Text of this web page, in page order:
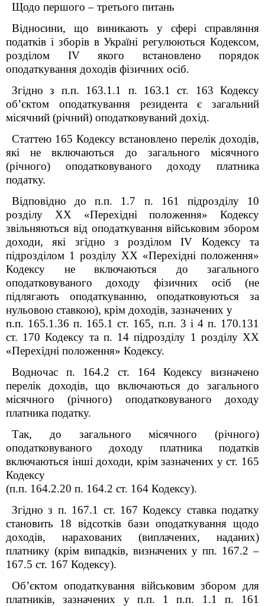
Щодо першого – третього питань
Відносини, що виникають у сфері справляння
податків і зборів в Україні регулюються Кодексом,
розділом ІV якого встановлено порядок
оподаткування доходів фізичних осіб.
Згідно з п.п. 163.1.1 п. 163.1 ст. 163 Кодексу
об’єктом оподаткування резидента є загальний
місячний (річний) оподатковуваний дохід.
Статтею 165 Кодексу встановлено перелік доходів,
які не включаються до загального місячного
(річного) оподатковуваного доходу платника
податку.
Відповідно до п.п. 1.7 п. 161
підрозділу 10
розділу ХХ «Перехідні положення» Кодексу
звільняються від оподаткування військовим збором
доходи, які згідно з розділом IV Кодексу та
підрозділом 1 розділу ХХ «Перехідні положення»
Кодексу не включаються до загального
оподатковуваного доходу фізичних осіб (не
підлягають оподаткуванню, оподатковуються за
нульовою ставкою), крім доходів, зазначених у
п.п. 165.1.36 п. 165.1 ст. 165, п.п. 3 і 4 п. 170.131
ст. 170 Кодексу та п. 14 підрозділу 1 розділу ХХ
«Перехідні положення» Кодексу.
Водночас п. 164.2 ст. 164 Кодексу визначено
перелік доходів, що включаються до загального
місячного (річного) оподатковуваного доходу
платника податку.
Так, до загального місячного (річного)
оподатковуваного доходу платника податків
включаються інші доходи, крім зазначених у ст. 165
Кодексу
(п.п. 164.2.20 п. 164.2 ст. 164 Кодексу).
Згідно з п. 167.1 ст. 167 Кодексу ставка податку
становить 18 відсотків бази оподаткування щодо
доходів, нарахованих (виплачених, наданих)
платнику (крім випадків, визначених у пп. 167.2 –
167.5 ст. 167 Кодексу).
Об’єктом оподаткування військовим збором для
платників, зазначених у п.п. 1 п.п. 1.1 п. 161